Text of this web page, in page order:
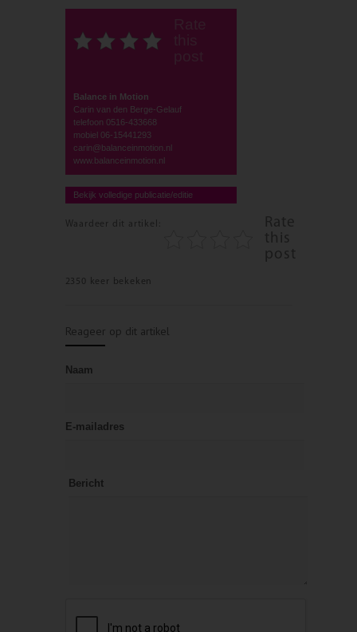
Balance in Motion
Carin van den Berge-Gelauf
telefoon 0516-433668
mobiel 06-15441293
carin@balanceinmotion.nl
www.balanceinmotion.nl
Bekijk volledige publicatie/editie
Waardeer dit artikel:
Rate
this
post
2350 keer bekeken
Reageer op dit artikel
Naam
E-mailadres
Bericht